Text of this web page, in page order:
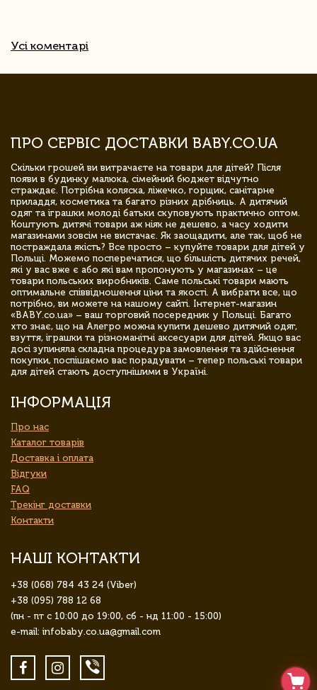
Усі коментарі
ПРО СЕРВІС ДОСТАВКИ BABY.CO.UA
Скільки грошей ви витрачаєте на товари для дітей? Після
появи в будинку малюка, сімейний бюджет відчутно
страждає. Потрібна коляска, ліжечко, горщик, санітарне
приладдя, косметика та багато різних дрібниць. А дитячий
одяг та іграшки молоді батьки скуповують практично оптом.
Коштують дитячі товари аж ніяк не дешево, а часу ходити
магазинами зовсім не вистачає. Як заощадити, але так, щоб не
постраждала якість? Все просто – купуйте товари для дітей у
Польщі. Можемо посперечатися, що більшість дитячих речей,
які у вас вже є або які вам пропонують у магазинах – це
товари польських виробників. Саме польські товари мають
оптимальне співвідношення ціни та якості. А вибрати все, що
потрібно, ви можете на нашому сайті. Інтернет-магазин
«BABY.co.ua» – ваш торговий посередник у Польщі. Багато
хто знає, що на Алегро можна купити дешево дитячий одяг,
взуття, іграшки та різноманітні аксесуари для дітей. Якщо вас
досі зупиняла складна процедура замовлення та здійснення
покупки, поспішаємо вас порадувати – тепер польські товари
для дітей стають доступнішими в Україні.
ІНФОРМАЦІЯ
Про нас
Каталог товарів
Доставка і оплата
Відгуки
FAQ
Трекінг доставки
Контакти
НАШІ КОНТАКТИ
+38 (068) 784 43 24 (Viber)
+38 (095) 788 12 68
(пн - пт с 10:00 до 19:00, сб - нд 11:00 - 15:00)
e-mail: infobaby.co.ua@gmail.com